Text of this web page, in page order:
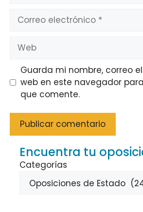
Correo
electrónico
Web
Guarda mi nombre, correo
web en este navegador
que comente.
Encuentra tu
Categorías